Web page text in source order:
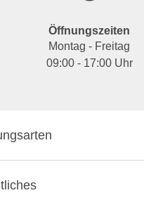
Öffnungszeiten
Montag - Freitag
09:00 - 17:00 Uhr